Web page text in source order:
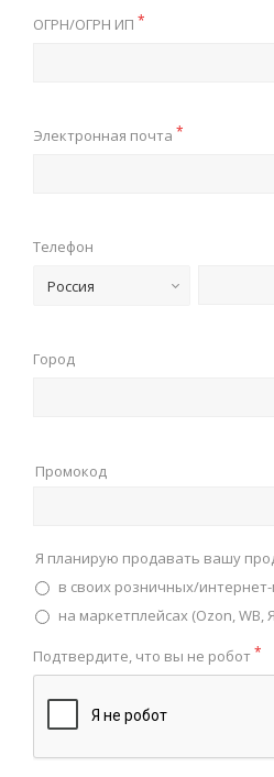
ОГРН/ОГРН ИП *
Электронная почта *
Телефон
Россия
Город
Промокод
Я планирую продавать вашу
в своих розничных/
на маркетплейсах (Ozon, WB,
Подтвердите, что вы не робот*